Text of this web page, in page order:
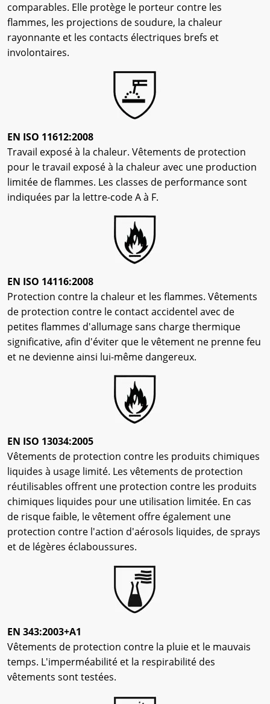
comparables. Elle protège le porteur contre les
flammes, les projections de soudure, la chaleur
rayonnante et les contacts électriques brefs et
involontaires.
EN ISO 11612:2008
Travail exposé à la chaleur. Vêtements de protection
pour le travail exposé à la chaleur avec une production
limitée de flammes. Les classes de performance sont
indiquées par la lettre-code A à F.
EN ISO 14116:2008
Protection contre la chaleur et les flammes. Vêtements
de protection contre le contact accidentel avec de
petites flammes d'allumage sans charge thermique
significative, afin d'éviter que le vêtement ne prenne feu
et ne devienne ainsi lui-même dangereux.
EN ISO 13034:2005
Vêtements de protection contre les produits chimiques
liquides à usage limité. Les vêtements de protection
réutilisables offrent une protection contre les produits
chimiques liquides pour une utilisation limitée. En cas
de risque faible, le vêtement offre également une
protection contre l'action d'aérosols liquides, de sprays
et de légères éclaboussures.
EN 343:2003+A1
Vêtements de protection contre la pluie et le mauvais
temps. L'imperméabilité et la respirabilité des
vêtements sont testées.